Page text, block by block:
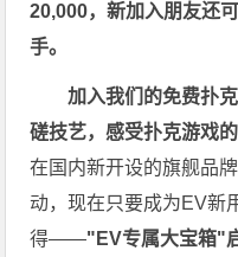
20,000，新加入朋友还
手。
加入我们的免费扑
磋技艺，感受扑克游戏的
在国内新开设的旗舰品
动，现在只要成为EV新
得——"EV专属大宝箱"